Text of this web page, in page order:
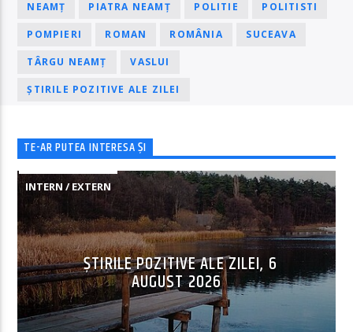
NEAMȚ PIATRA NEAMȚ POLITIE POLITISTI
POMPIERI ROMAN ROMÂNIA SUCEAVA
TÂRGU NEAMȚ VASLUI
ȘTIRILE POZITIVE ALE ZILEI
TE-AR PUTEA INTERESA ȘI
INTERN / EXTERN
ȘTIRILE POZITIVE ALE ZILEI, 6
AUGUST 2026